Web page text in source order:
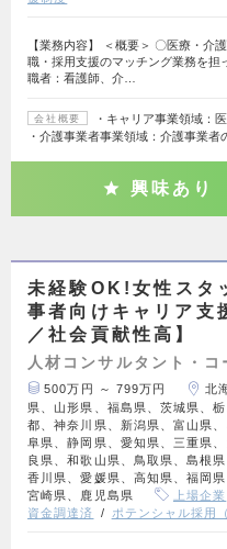
【業務内容】 ＜概要＞ 〇医療・介
職・採用支援のマッチング業務を
職者：看護師、介…
会社概要
・キャリア事業領域：
・介護事業者事業領域：介護事業
興味あり
未経験OK!女性スタ
事者向けキャリア支
／社会貢献性高】
人材コンサルタント・
500万円 ～ 799万円
北
県、山形県、福島県、茨城県、
都、神奈川県、新潟県、富山県
阜県、静岡県、愛知県、三重県
良県、和歌山県、鳥取県、島根
香川県、愛媛県、高知県、福岡
宮崎県、鹿児島県
上場企業
資金調達済
ポテンシャル採用